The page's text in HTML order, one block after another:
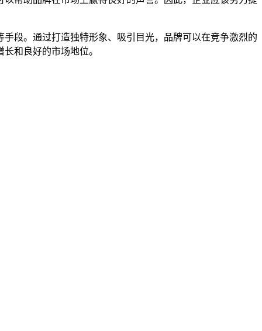
段。通过打造独特形象、吸引目光，品牌可以在竞争激烈的
和良好的市场地位。